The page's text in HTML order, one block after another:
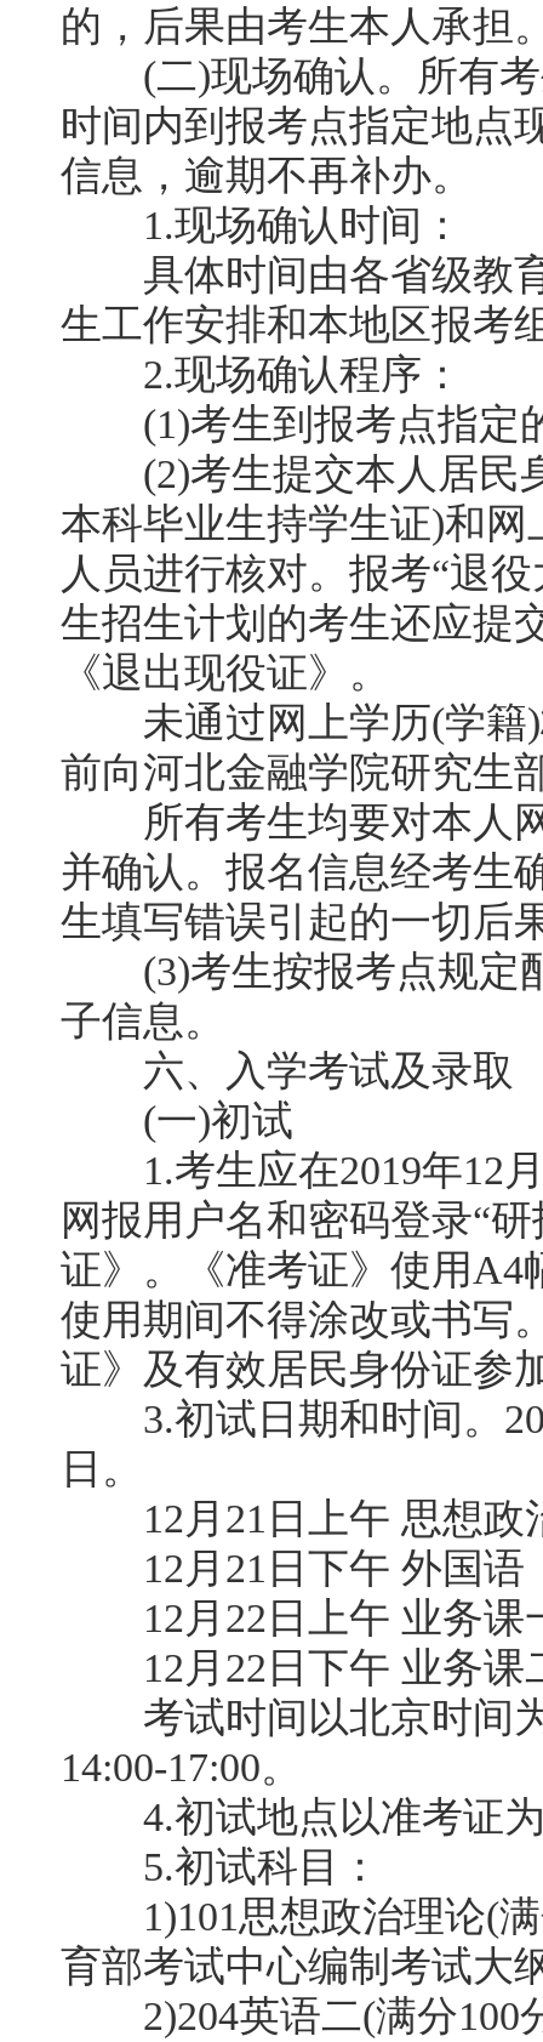
的，后果由考生本人承担
(二)现场确认。所有考
时间内到报考点指定地点
信息，逾期不再补办。
1.现场确认时间：
具体时间由各省级教育
生工作安排和本地区报考
2.现场确认程序：
(1)考生到报考点指定
(2)考生提交本人居民
本科毕业生持学生证)和
人员进行核对。报考“退
生招生计划的考生还应提
《退出现役证》。
未通过网上学历(学籍)
前向河北金融学院研究生
所有考生均要对本人网
并确认。报名信息经考生
生填写错误引起的一切后
(3)考生按报考点规定
子信息。
六、入学考试及录取
(一)初试
1.考生应在2019年12月
网报用户名和密码登录“
证》。《准考证》使用A4
使用期间不得涂改或书写
证》及有效居民身份证参
3.初试日期和时间。
日。
12月21日上午 思想政
12月21日下午 外国语
12月22日上午 业务课
12月22日下午 业务课
考试时间以北京时间为
14:00-17:00。
4.初试地点以准考证
5.初试科目：
1)101思想政治理论(满
育部考试中心编制考试大
2)204英语二(满分100